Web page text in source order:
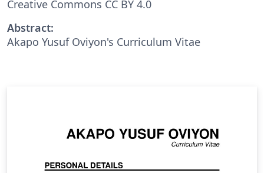
Creative Commons CC BY 4.0
Abstract:
Akapo Yusuf Oviyon's Curriculum Vitae